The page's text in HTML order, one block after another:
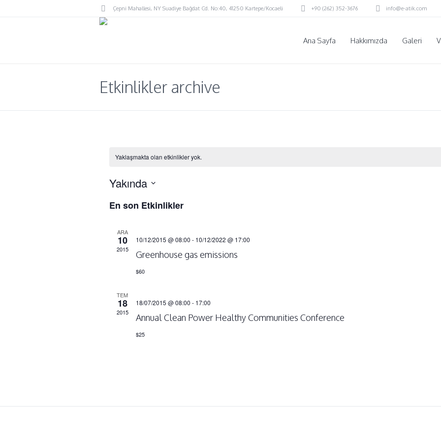
Çepni Mahallesi, NY Suadiye Bağdat Cd. No:40, 41250 Kartepe/Kocaeli +90 (262) 352-3676 info@e-atik.com
Ana Sayfa Hakkımızda Galeri
Etkinlikler archive
Yaklaşmakta olan etkinlikler yok.
Yakında
seç.
En son Etkinlikler
ARA
10
2015
10/12/2015 @ 08:00 - 10/12/2022 @ 17:00
Greenhouse gas emissions
$60
TEM
18
2015
18/07/2015 @ 08:00 - 17:00
Annual Clean Power Healthy Communities Conference
$25